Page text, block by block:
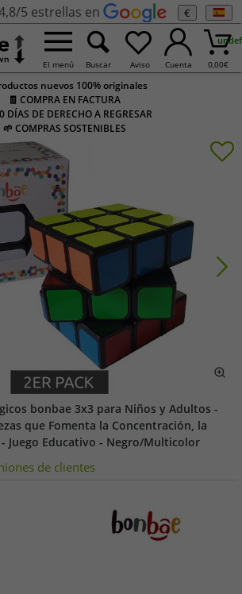
5 estrellas en €
El menú Buscar Aviso Cuenta 0,00€
nuevos 100% originales
🧾 COMPRA EN FACTURA
DÍAS DE DERECHO A REGRESAR
🌱 COMPRAS SOSTENIBLES
bonbae 3x3 para Niños y Adultos -
que Fomenta la Concentración, la
Juego Educativo - Negro/Multicolor
de clientes